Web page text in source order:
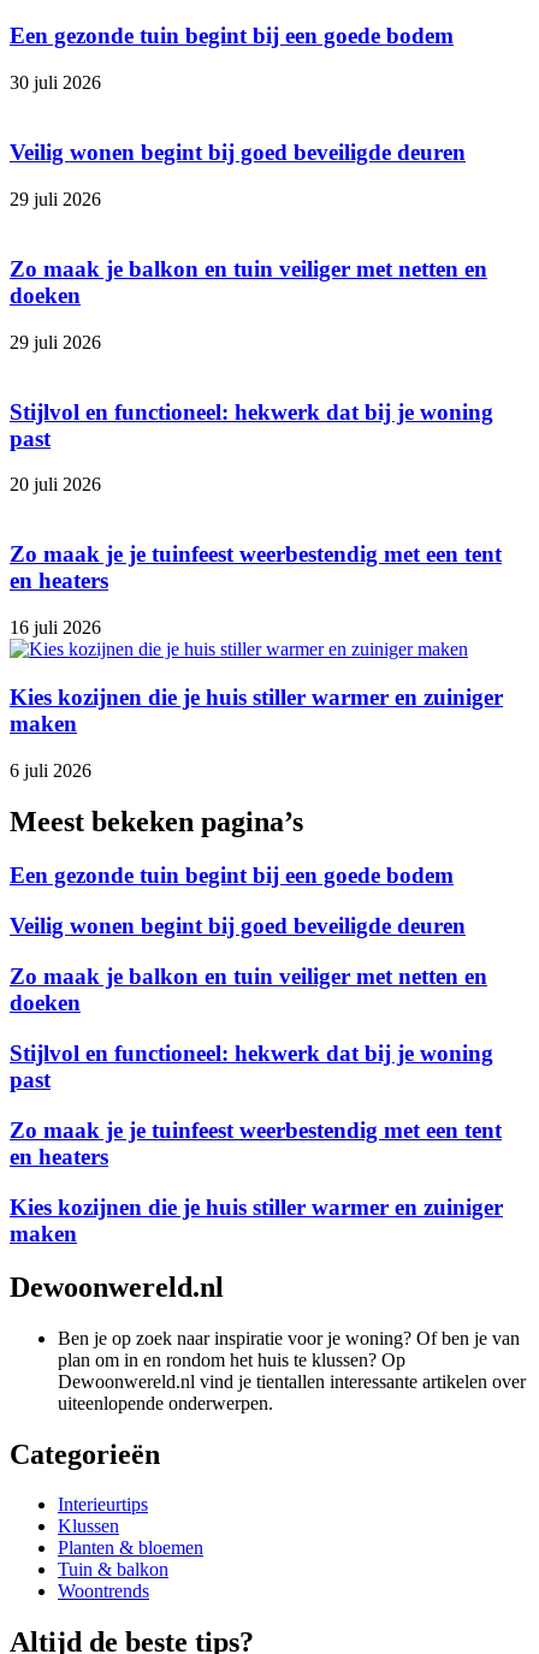
Een gezonde tuin begint bij een goede bodem
30 juli 2026
Veilig wonen begint bij goed beveiligde deuren
29 juli 2026
Zo maak je balkon en tuin veiliger met netten en
doeken
29 juli 2026
Stijlvol en functioneel: hekwerk dat bij je woning
past
20 juli 2026
Zo maak je je tuinfeest weerbestendig met een tent
en heaters
16 juli 2026
Kies kozijnen die je huis stiller warmer en zuiniger
maken
6 juli 2026
Meest bekeken pagina’s
Een gezonde tuin begint bij een goede bodem
Veilig wonen begint bij goed beveiligde deuren
Zo maak je balkon en tuin veiliger met netten en
doeken
Stijlvol en functioneel: hekwerk dat bij je woning
past
Zo maak je je tuinfeest weerbestendig met een tent
en heaters
Kies kozijnen die je huis stiller warmer en zuiniger
maken
Dewoonwereld.nl
Ben je op zoek naar inspiratie voor je woning? Of ben je van
plan om in en rondom het huis te klussen? Op
Dewoonwereld.nl vind je tientallen interessante artikelen over
uiteenlopende onderwerpen.
Categorieën
Interieurtips
Klussen
Planten & bloemen
Tuin & balkon
Woontrends
Altijd de beste tips?